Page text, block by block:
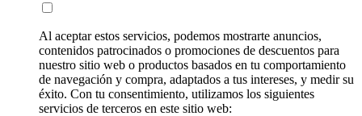
Al aceptar estos servicios, podemos mostrarte anuncios,
contenidos patrocinados o promociones de descuentos para
nuestro sitio web o productos basados en tu comportamiento
de navegación y compra, adaptados a tus intereses, y medir su
éxito. Con tu consentimiento, utilizamos los siguientes
servicios de terceros en este sitio web: